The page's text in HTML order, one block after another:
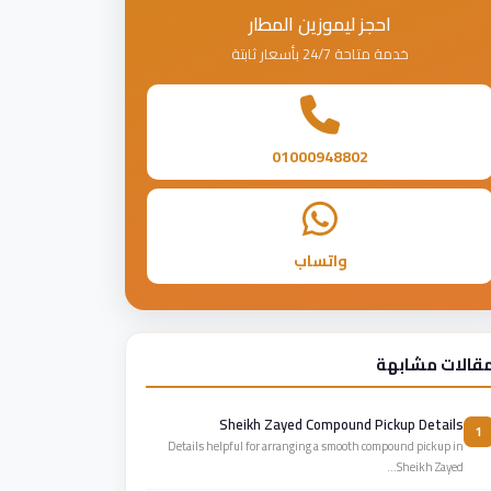
احجز ليموزين المطار
خدمة متاحة 24/7 بأسعار ثابتة
01000948802
واتساب
مشابهة
1
Sheikh Zayed Compound Pickup Details
Details helpful for arranging a smooth compound pickup in
Sheikh Zayed...